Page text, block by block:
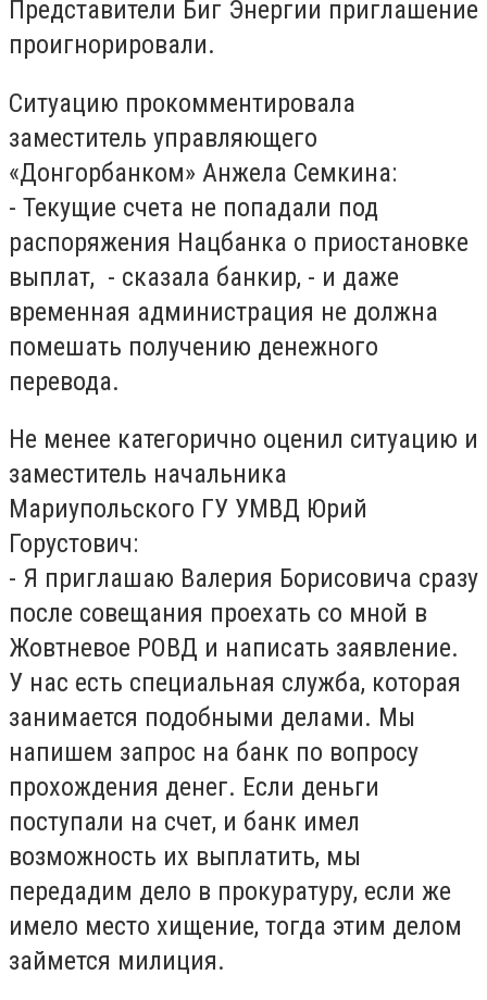
Представители Биг Энергии приглашение
проигнорировали.
Ситуацию прокомментировала
заместитель управляющего
«Донгорбанком» Анжела Семкина:
- Текущие счета не попадали под
распоряжения Нацбанка о приостановке
выплат, - сказала банкир, - и даже
временная администрация не должна
помешать получению денежного
перевода.
Не менее категорично оценил ситуацию и
заместитель начальника
Мариупольского ГУ УМВД Юрий
Горустович:
- Я приглашаю Валерия Борисовича сразу
после совещания проехать со мной в
Жовтневое РОВД и написать заявление.
У нас есть специальная служба, которая
занимается подобными делами. Мы
напишем запрос на банк по вопросу
прохождения денег. Если деньги
поступали на счет, и банк имел
возможность их выплатить, мы
передадим дело в прокуратуру, если же
имело место хищение, тогда этим делом
займется милиция.